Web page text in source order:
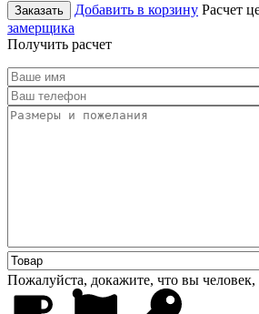
Заказать Добавить в корзину Расчет
замерщика
Получить расчет
Пожалуйста, докажите, что вы человек,